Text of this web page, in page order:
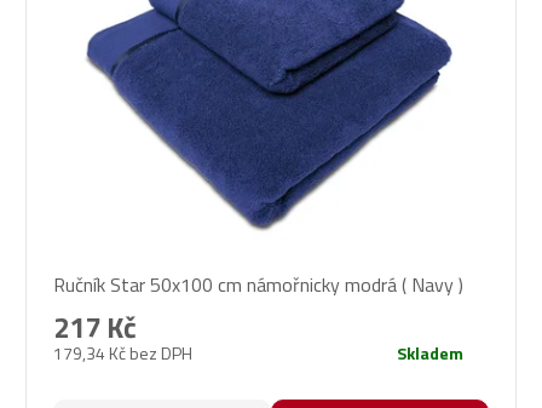
Ručník Star 50x100 cm námořnicky modrá ( Navy )
179,34 Kč bez DPH
217 Kč
Skladem